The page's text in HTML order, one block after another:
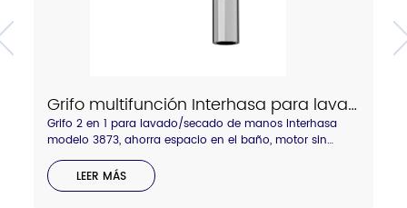
Grifo multifunción Interhasa para lavado de manos y secado de manos 2 en 1, modelo 3873
Grifo 2 en 1 para lavado/secado de manos Interhasa
modelo 3873, ahorra espacio en el baño, motor sin
escobillas para un uso prolongado, filtro HEPA para un
aire más limpio, color cromo brillante o gris disponible,
bienvenido a consultar.
LEER MÁS